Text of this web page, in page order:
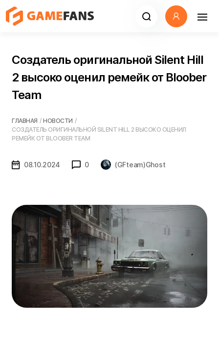
Создатель оригинальной Silent Hill
2 высоко оценил ремейк от Bloober
Team
ГЛАВНАЯ / НОВОСТИ /
СОЗДАТЕЛЬ ОРИГИНАЛЬНОЙ SILENT HILL 2 ВЫСОКО ОЦЕНИЛ
РЕМЕЙК ОТ BLOOBER TEAM
08.10.2024 0 (GFteam)Ghost